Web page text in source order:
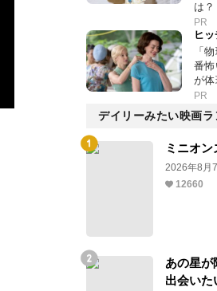
は？
PR
ヒ
「
番
が体
PR
デイリーみたい映画
ミニオ
2026年8月
12660
あの星が
出会いた